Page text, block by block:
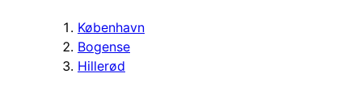
København
Bogense
Hillerød